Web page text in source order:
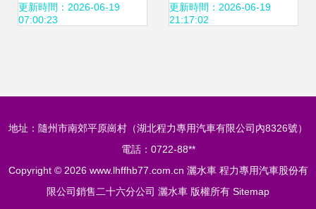
與汽車物流指南
更新時間：2026-06-19
07:00:23
格與圖片全解析
更新時間：2026-06-19
21:17:02
地址：隨州市南郊平原崗村（湖北程力專用汽車有限公司內8326號）
電話：0722-88**
Copyright © 2026 www.lhffhb77.com.cn 灑水車 程力專用汽車股份有
限公司銷售二十六分公司 灑水車 版權所有 Sitemap